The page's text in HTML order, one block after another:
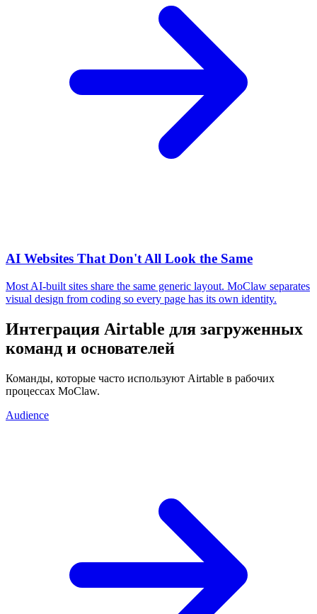
AI Websites That Don't All Look the Same
Most AI-built sites share the same generic layout. MoClaw separates
visual design from coding so every page has its own identity.
Интеграция Airtable для загруженных
команд и основателей
Команды, которые часто используют Airtable в рабочих
процессах MoClaw.
Audience